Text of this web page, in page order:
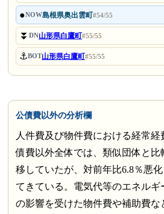
●NOW島根県奥出雲町#54/55
⏬DN山形県白鷹町#55/55
⚓BOT山形県白鷹町#55/55
公債費以外の分析欄
人件費及び物件費における経常
債費以外全体では、類似団体と比
移していたが、対前年比6.8％悪
てきている。電気代等のエネルギ
の影響を受けた物件費や補助費な